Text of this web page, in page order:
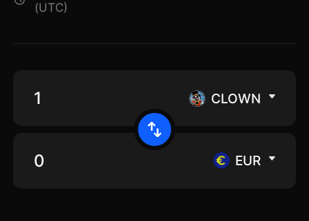
(UTC)
CLOWN
EUR